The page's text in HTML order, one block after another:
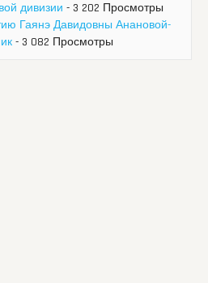
дивизии - 3 202 Просмотры
Гаянэ Давидовны Анановой-
- 3 082 Просмотры